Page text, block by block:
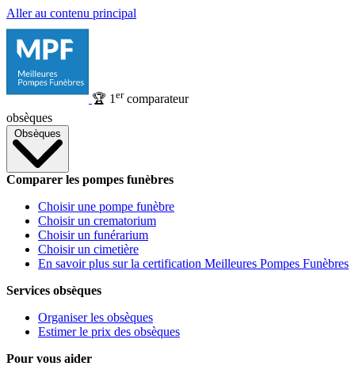
Aller au contenu principal
🏆 1 ercomparateur
obsèques
Obsèques
Comparer les pompes funèbres
Choisir une pompe funèbre
Choisir un crematorium
Choisir un funérarium
Choisir un cimetière
En savoir plus sur la certification Meilleures Pompes Funèbres
Services obsèques
Organiser les obsèques
Estimer le prix des obsèques
Pour vous aider